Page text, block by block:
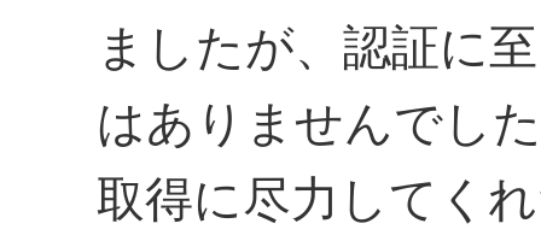
ましたが、認証に
はありませんでし
取得に尽力してく